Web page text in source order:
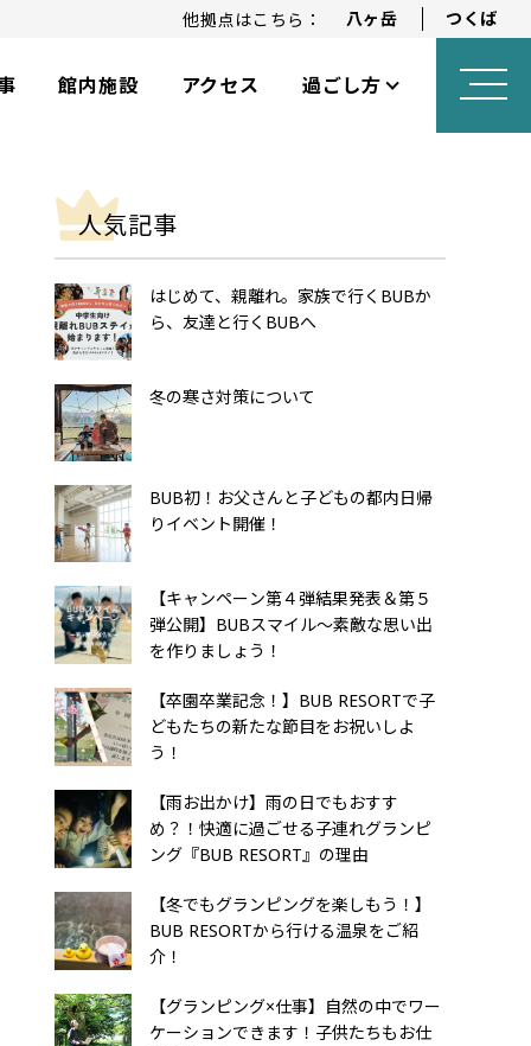
他拠点はこちら： 八ヶ岳 つくば
館内施設 アクセス 過ごし方
人気記事
はじめて、親離れ。家族で行くBUBか
ら、友達と行くBUBへ
冬の寒さ対策について
BUB初！お父さんと子どもの都内日帰
りイベント開催！
【キャンペーン第４弾結果発表＆第５
弾公開】BUBスマイル〜素敵な思い出
を作りましょう！
【卒園卒業記念！】BUB RESORTで子
どもたちの新たな節目をお祝いしよ
う！
【雨お出かけ】雨の日でもおすす
め？！快適に過ごせる子連れグランピ
ング『BUB RESORT』の理由
【冬でもグランピングを楽しもう！】
BUB RESORTから行ける温泉をご紹
介！
【グランピング×仕事】自然の中でワー
ケーションできます！子供たちもお仕